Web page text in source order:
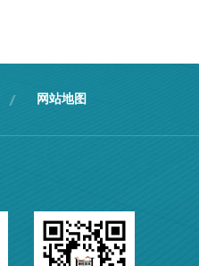
网站地图